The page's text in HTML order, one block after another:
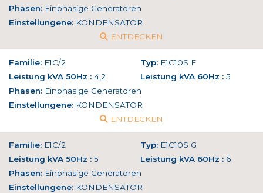
Phasen: Einphasige Generatoren
Einstellungene: KONDENSATOR
ENTDECKEN
Familie: E1C/2 Typ: E1C10S F
Leistung kVA 50Hz : 4,2 Leistung kVA 60Hz : 5
Phasen: Einphasige Generatoren
Einstellungene: KONDENSATOR
ENTDECKEN
Familie: E1C/2 Typ: E1C10S G
Leistung kVA 50Hz : 5 Leistung kVA 60Hz : 6
Phasen: Einphasige Generatoren
Einstellungene: KONDENSATOR